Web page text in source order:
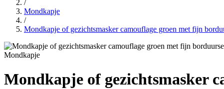
/
Mondkapje
/
Mondkapje of gezichtsmasker camouflage groen met fijn
Mondkapje
Mondkapje of gezichtsmasker